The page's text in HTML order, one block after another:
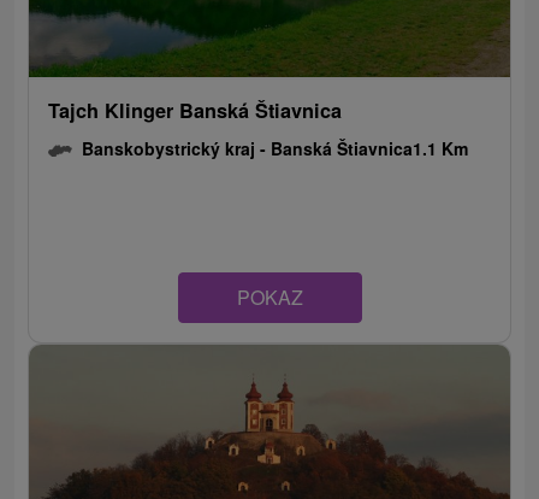
Tajch Klinger Banská Štiavnica
Banskobystrický kraj - Banská Štiavnica1.1 Km
POKAZ